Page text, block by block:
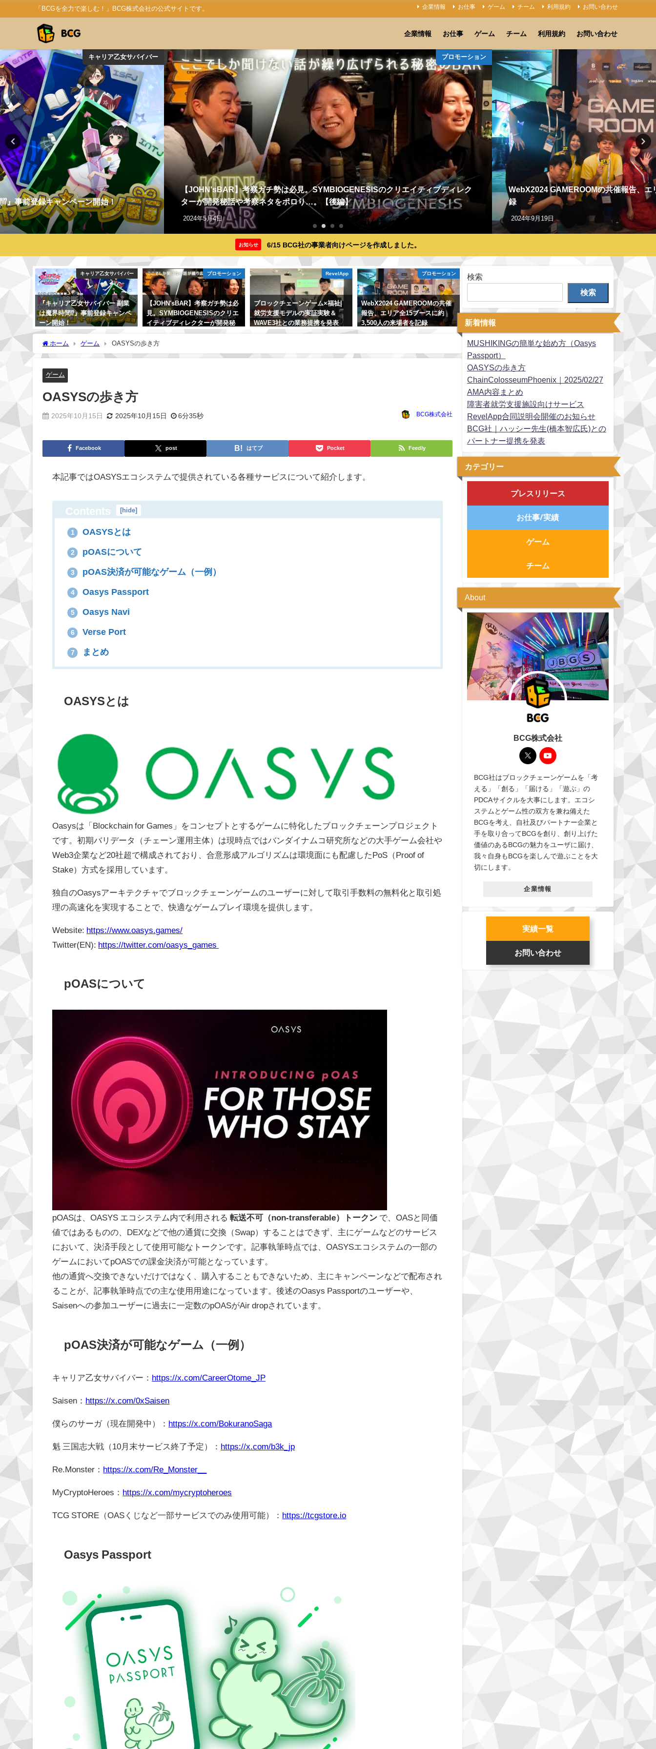
「BCGを全力で楽しむ！」BCG株式会社の公式サイトです。 企業情報 お仕事 ゲーム チーム 利用規約 お問い合わせ
企業情報 お仕事 ゲーム チーム 利用規約 お問い合わせ
キャリア乙女サバイバー
』事前登録キャンペーン開始！
プロモーション
【JOHN'sBAR】考察ガチ勢は必見。SYMBIOGENESISのクリエイティブディレク
ターが開発秘話や考察ネタをポロり…。【後編】
2024年5月4日
WebX2024 GAMEROOMの共催報告、
録
2024年9月19日
お知らせ 6/15 BCG社の事業者向けページを作成しました。
キャリア乙女サバイバー
『キャリア乙女サバイバー 副業
は魔界時間⁉』事前登録キャンペ
ーン開始！
プロモーション
【JOHN'sBAR】考察ガチ勢は必
見。SYMBIOGENESISのクリエ
イティブディレクターが開発秘
編】
RevelApp
ブロックチェーンゲーム×福祉|
就労支援モデルの実証実験＆
WAVE3社との業務提携を発表
プロモーション
WebX2024 GAMEROOMの共催
報告、エリア全15ブースに約
3,500人の来場者を記録
ホーム ゲーム OASYSの歩き方
ゲーム
OASYSの歩き方
2025年10月15日 2025年10月15日 6分35秒 BCG株式会社
Facebook post はてブ Pocket Feedly
本記事ではOASYSエコシステムで提供されている各種サービスについて紹介します。
Contents [hide]
1 OASYSとは
2 pOASについて
3 pOAS決済が可能なゲーム（一例）
4 Oasys Passport
5 Oasys Navi
6 Verse Port
7 まとめ
OASYSとは
Oasysは「Blockchain for Games」をコンセプトとするゲームに特化したブロックチェーンプロジェクト
です。初期バリデータ（チェーン運用主体）は現時点ではバンダイナムコ研究所などの大手ゲーム会社や
Web3企業など20社超で構成されており、合意形成アルゴリズムは環境面にも配慮したPoS（Proof of
Stake）方式を採用しています。
独自のOasysアーキテクチャでブロックチェーンゲームのユーザーに対して取引手数料の無料化と取引処
理の高速化を実現することで、快適なゲームプレイ環境を提供します。
Website: https://www.oasys.games/
Twitter(EN): https://twitter.com/oasys_games
pOASについて
pOASは、OASYS エコシステム内で利用される転送不可（non-transferable）トークン で、OASと同価
値ではあるものの、DEXなどで他の通貨に交換（Swap）することはできず、主にゲームなどのサービス
において、決済手段として使用可能なトークンです。記事執筆時点では、OASYSエコシステムの一部の
ゲームにおいてpOASでの課金決済が可能となっています。
他の通貨へ交換できないだけではなく、購入することもできないため、主にキャンペーンなどで配布され
ることが、記事執筆時点での主な使用用途になっています。後述のOasys Passportのユーザーや、
Saisenへの参加ユーザーに過去に一定数のpOASがAir dropされています。
pOAS決済が可能なゲーム（一例）
キャリア乙女サバイバー： https://x.com/CareerOtome_JP
Saisen： https://x.com/0xSaisen
僕らのサーガ（現在開発中）： https://x.com/BokuranoSaga
魁 三国志大戦（10月末サービス終了予定）： https://x.com/b3k_jp
Re.Monster： https://x.com/Re_Monster__
MyCryptoHeroes： https://x.com/mycryptoheroes
TCG STORE（OASくじなど一部サービスでのみ使用可能）： https://tcgstore.io
Oasys Passport
検索
検索
新着情報
MUSHIKINGの簡単な始め方（Oasys
Passport）
OASYSの歩き方
ChainColosseumPhoenix｜2025/02/27
AMA内容まとめ
障害者就労支援施設向けサービス
RevelApp合同説明会開催のお知らせ
BCG社｜ハッシー先生(橋本智広氏)との
パートナー提携を発表
カテゴリー
プレスリリース
お仕事/実績
ゲーム
チーム
About
BCG株式会社
BCG社はブロックチェーンゲームを「考
える」「創る」「届ける」「遊ぶ」の
PDCAサイクルを大事にします。エコシ
ステムとゲーム性の双方を兼ね備えた
BCGを考え、自社及びパートナー企業と
手を取り合ってBCGを創り、創り上げた
価値のあるBCGの魅力をユーザに届け、
我々自身もBCGを楽しんで遊ぶことを大
切にします。
企業情報
実績一覧
お問い合わせ